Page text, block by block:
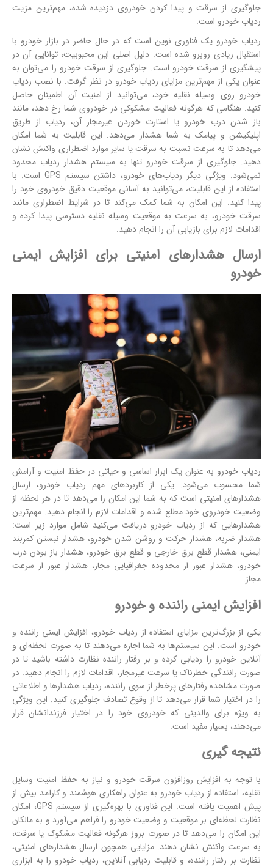
جلوگیری از سرقت و پیدا کردن خودروی دزدیده شده، مهم‌ترین مزیت
ردیاب خودرو است.
ردیاب خودرو یک فناوری نوین است که در حال حاضر در بازار خودرو با
استقبال زیادی روبرو شده است. دلیل اصلی این محبوبیت، توانایی آن در
پیشگیری از سرقت خودرو است. جلوگیری از سرقت خودرو را می‌توان به
عنوان یکی از مهم‌ترین مزایای ردیاب خودرو در نظر گرفت. با نصب ردیاب
خودرو روی وسیله نقلیه خود، می‌توانید از امنیت آن اطمینان حاصل
کنید. هنگامی که هرگونه فعالیت مشکوکی در خودروی شما رخ دهد، مانند
باز شدن درب خودرو یا استارت خوردن غیرمجاز آن، ردیاب از طریق
اپلیکیشن و پیامک به شما هشدار می‌دهد. این قابلیت به شما امکان
می‌دهد تا به سرعت نسبت به سرقت یا سایر موارد اضطراری واکنش نشان
دهید. جلوگیری از سرقت خودرو تنها به سیستم هشدار ردیاب محدود
نمی‌شود. ویژگی دیگر ردیاب‌های خودرو، داشتن سیستم GPS است. با
استفاده از این قابلیت، می‌توانید به آسانی موقعیت دقیق خودروی خود را
پیدا کنید. این امکان به شما کمک می‌کند تا در شرایط اضطراری مانند
سرقت خودرو، به سرعت به موقعیت وسیله نقلیه دسترسی پیدا کرده و
اقدامات لازم برای بازیابی آن را انجام دهید.
ارسال هشدارهای امنیتی برای افزایش ایمنی
خودرو
ردیاب خودرو به عنوان یک ابزار اساسی و حیاتی در حفظ امنیت و آرامش
شما محسوب می‌شود. یکی از کاربردهای مهم ردیاب خودرو، ارسال
هشدارهای امنیتی است که به شما این امکان را می‌دهد تا در هر لحظه از
وضعیت خودروی خود مطلع شده و اقدامات لازم را انجام دهید. مهم‌ترین
هشدارهایی که از ردیاب خودرو دریافت می‌کنید شامل موارد زیر است:
هشدار ضربه، هشدار حرکت و روشن شدن خودرو، هشدار نبستن کمربند
ایمنی، هشدار قطع برق خارجی و قطع برق خودرو، هشدار باز بودن درب
خودرو، هشدار عبور از محدوده جغرافیایی مجاز، هشدار عبور از سرعت
مجاز.
افزایش ایمنی راننده و خودرو
یکی از بزرگ‌ترین مزایای استفاده از ردیاب خودرو، افزایش ایمنی راننده و
خودرو است. این سیستم‌ها به شما اجازه می‌دهند تا به صورت لحظه‌ای و
آنلاین خودرو را ردیابی کرده و بر رفتار راننده نظارت داشته باشید تا در
صورت رانندگی خطرناک یا سرعت غیرمجاز، اقدامات لازم را انجام دهید. در
صورت مشاهده رفتارهای پرخطر از سوی راننده، ردیاب هشدارها و اطلاعاتی
را در اختیار شما قرار می‌دهد تا از وقوع تصادف جلوگیری کنید. این ویژگی
به ویژه برای والدینی که خودروی خود را در اختیار فرزندانشان قرار
می‌دهند، بسیار مفید است.
نتیجه گیری
با توجه به افزایش روزافزون سرقت خودرو و نیاز به حفظ امنیت وسایل
نقلیه، استفاده از ردیاب خودرو به عنوان راهکاری هوشمند و کارآمد بیش از
پیش اهمیت یافته است. این فناوری با بهره‌گیری از سیستم GPS، امکان
نظارت لحظه‌ای بر موقعیت و وضعیت خودرو را فراهم می‌آورد و به مالکان
این امکان را می‌دهد تا در صورت بروز هرگونه فعالیت مشکوک یا سرقت،
به سرعت واکنش نشان دهند. مزایایی همچون ارسال هشدارهای امنیتی،
نظارت بر رفتار راننده، و قابلیت ردیابی آنلاین، ردیاب خودرو را به ابزاری